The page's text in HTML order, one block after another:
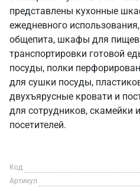
представлены кухонные
ежедневного
общепита, шкафы для
транспортировки готовой
посуды, полки
для сушки посуды,
двухъярусные кровати и
для сотрудников, скамейки
посетителей.
Код
Артикул